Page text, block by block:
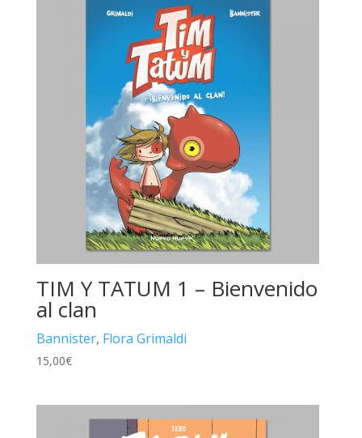
TIM Y TATUM 1 – Bienvenido
al clan
Bannister, Flora Grimaldi
15,00€